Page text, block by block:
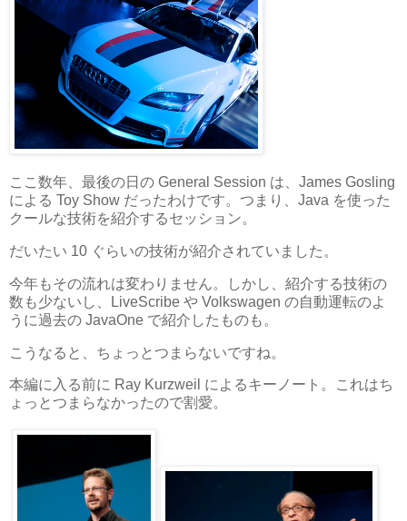
ここ数年、最後の日の General Session は、James Gosling
による Toy Show だったわけです。つまり、Java を使った
クールな技術を紹介するセッション。
だいたい 10 ぐらいの技術が紹介されていました。
今年もその流れは変わりません。しかし、紹介する技術の
数も少ないし、LiveScribe や Volkswagen の自動運転のよ
うに過去の JavaOne で紹介したものも。
こうなると、ちょっとつまらないですね。
本編に入る前に Ray Kurzweil によるキーノート。これはち
ょっとつまらなかったので割愛。